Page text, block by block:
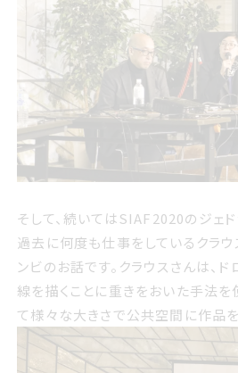
そして、続いてはSIAF2020のジェ
過去に何度も仕事をしているクラウ
ンビのお話です。 クラウスさんは、ド
線を描くことに重きをおいた手法を
て様々な大きさで公共空間に作品を